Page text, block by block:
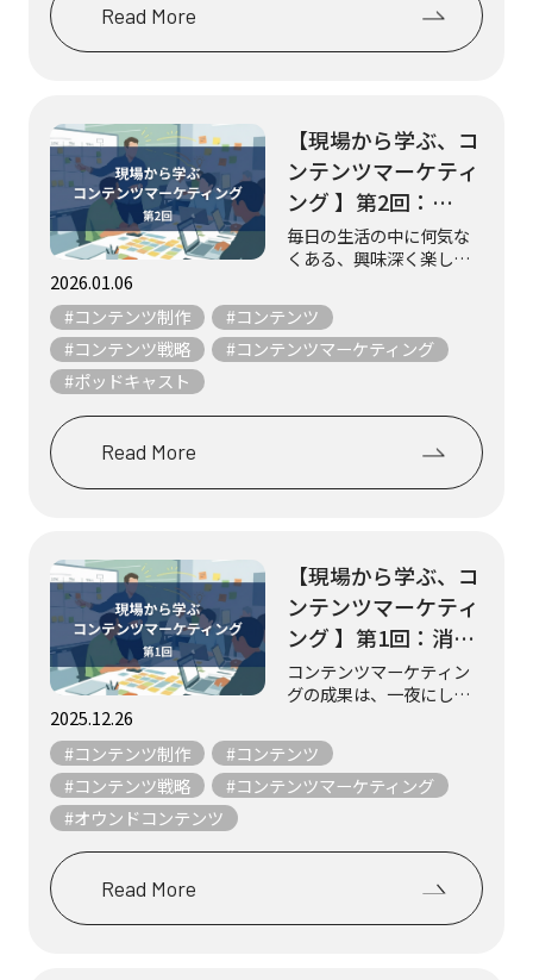
Read More
2026.01.06
【現場から学ぶ、コ
ンテンツマーケティ
ング 】第2回：
Podcast『聞く図
鑑』（学研の図鑑
社Gakken）
毎日の生活の中に何気な
くある、興味深く楽しい
中から“リアルな制作現
場”を取材し、紹介してい
くのが不定期連載 「現場
から学ぶ、コンテンツマ
践者たちの声から...
#コンテンツ制作
#コンテンツ
#コンテンツ戦略
#コンテンツマーケティング
#ポッドキャスト
Read More
2025.12.26
【現場から学ぶ、コ
ンテンツマーケティ
ング 】第1回：消費
者-農林水産業関係
者-農林水産省を結
『aff（あふ）』
（農林水産省）
コンテンツマーケティン
グの成果は、一夜にして
せん。 日々の試行錯誤、
チームの工夫、そして“伝
えたい”という想いの積み
場から学ぶ、コン...
#コンテンツ制作
#コンテンツ
#コンテンツ戦略
#コンテンツマーケティング
#オウンドコンテンツ
Read More